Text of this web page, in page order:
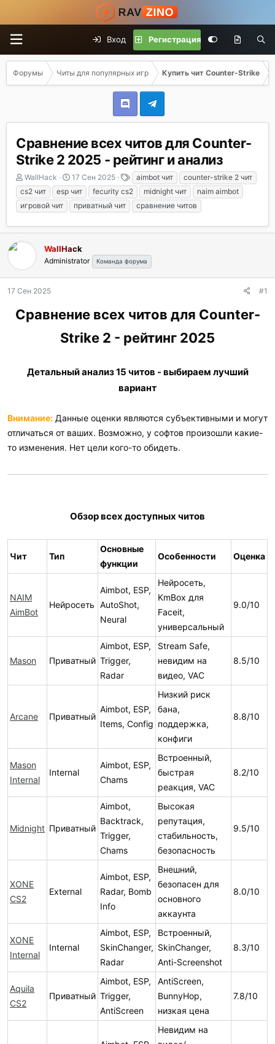
Вход Регистрация
Форумы Читы для популярных игр Купить чит Counter-Strike
Сравнение всех читов для Counter-
Strike 2 2025 - рейтинг и анализ
А
в
т
о
т
е
WallHack
Д
а
т
а
а
а
л
а
17 Сен 2025
е
г
и
aimbot чит
counter-strike 2 чит
cs2 чит
esp чит fecurity cs2 midnight чит
naim aimbot
игровой чит
приватный чит сравнение читов
WallHack
Administrator Команда форума
17 Сен 2025 #1
Сравнение всех читов для Counter-
Strike 2 - рейтинг 2025
Детальный анализ 15 читов - выбираем лучший
вариант
Внимание: Данные оценки являются субъективными и могут
отличаться от ваших. Возможно, у софтов произошли какие-
то изменения. Нет цели кого-то обидеть.
Обзор всех доступных читов
Чит Тип
Основные
функции
Особенности Оценка
NAIM
AimBot
Нейросеть
Aimbot, ESP,
AutoShot,
Neural
Нейросеть,
KmBox для
Faceit,
универсальный
9.0/10
Mason Приватный
Aimbot, ESP,
Trigger,
Radar
Stream Safe,
невидим на
видео, VAC
8.5/10
Arcane Приватный
Aimbot, ESP,
Items, Config
Низкий риск
бана,
поддержка,
конфиги
8.8/10
Mason
Internal
Internal
Aimbot, ESP,
Chams
Встроенный,
быстрая
реакция, VAC
8.2/10
Midnight Приватный
Aimbot,
Backtrack,
Trigger,
Chams
Высокая
репутация,
стабильность,
безопасность
9.5/10
XONE
CS2
External
Aimbot, ESP,
Radar, Bomb
Info
Внешний,
безопасен для
основного
аккаунта
8.0/10
XONE
Internal
Internal
Aimbot, ESP,
SkinChanger,
Radar
Встроенный,
SkinChanger,
Anti-Screenshot
8.3/10
Aquila
CS2
Приватный
Aimbot, ESP,
Trigger,
AntiScreen
AntiScreen,
BunnyHop,
низкая цена
7.8/10
Невидим на